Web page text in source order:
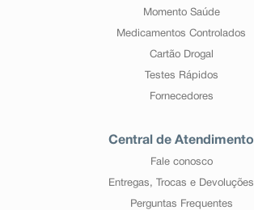
Momento Saúde
Medicamentos Controlados
Cartão Drogal
Testes Rápidos
Fornecedores
Central de Atendimento
Fale conosco
Entregas, Trocas e Devoluções
Perguntas Frequentes